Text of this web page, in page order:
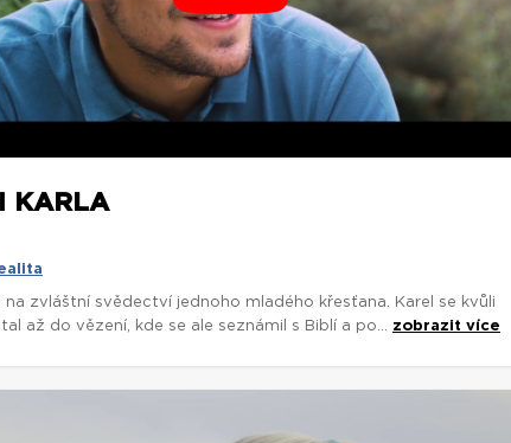
KARLA
na zvláštní svědectví jednoho mladého křesťana. Karel se kvůli
až do vězení, kde se ale seznámil s Biblí a po... zobrazit více